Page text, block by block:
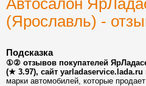
Автосалон
(Ярославль) -
Подсказка
①② отзывов покупателей
(★ 3.97), сайт yarladaservice.lada.ru
марки автомобилей, которые